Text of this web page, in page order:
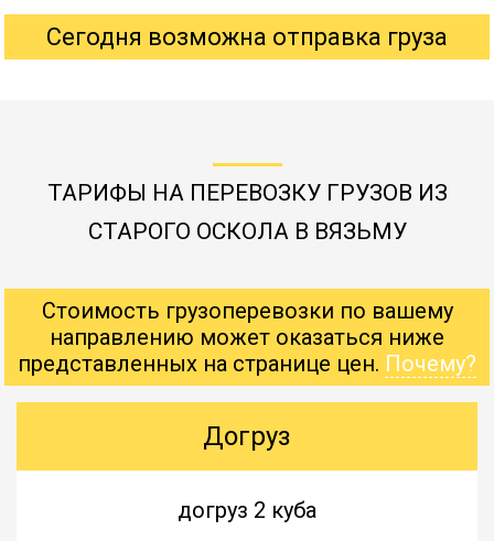
Сегодня возможна отправка груза
ТАРИФЫ НА ПЕРЕВОЗКУ ГРУЗОВ ИЗ
СТАРОГО ОСКОЛА В ВЯЗЬМУ
Стоимость грузоперевозки по вашему
направлению может оказаться ниже
представленных на странице цен. Почему?
Догруз
догруз 2 куба